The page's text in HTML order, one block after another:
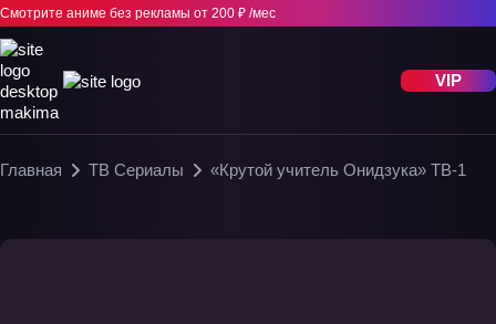
Смотрите аниме без рекламы от 200 ₽ /мес
VIP
Главная ТВ Сериалы «Крутой учитель Онидзука» ТВ-1